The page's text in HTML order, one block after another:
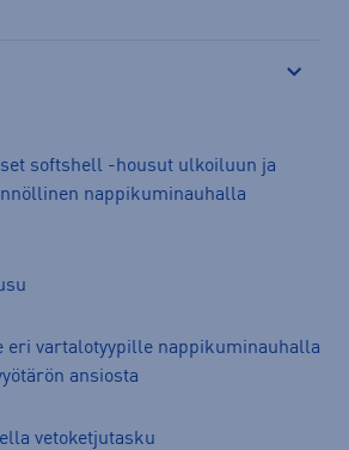
softshell -housut ulkoiluun ja
nappikuminauhalla
eri vartalotyypille nappikuminauhalla
ansiosta
vetoketjutasku